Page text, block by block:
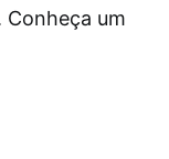
Conheça um